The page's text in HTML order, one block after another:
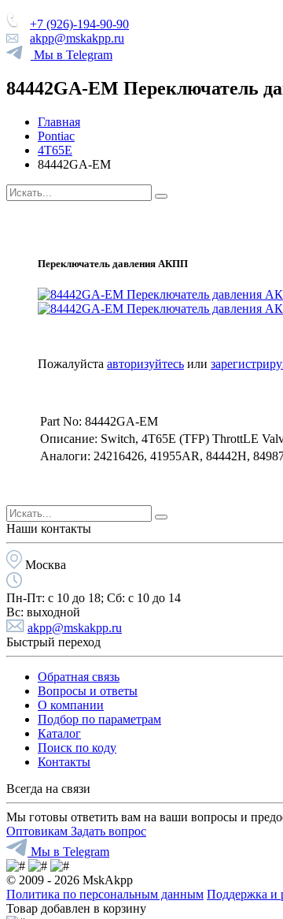
+7 (926)-194-90-90
akpp@mskakpp.ru
Мы в Telegram
84442GA-EM Переключатель
Главная
Pontiac
4T65E
84442GA-EM
Переключатель давления АКПП
Пожалуйста авторизуйтесь или
Part No: 84442GA-EM
Описание: Switch, 4T65E (TFP) ThrottLE
Аналоги: 24216426, 41955AR, 84442H,
Наши контакты
Москва
Пн-Пт: с 10 до 18; Cб: с 10 до 14
Вс: выходной
akpp@mskakpp.ru
Быстрый переход
Обратная связь
Вопросы и ответы
О компании
Подбор по параметрам
Каталог
Поиск по коду
Контакты
Всегда на связи
Мы готовы ответить вам на ваши вопросы и
Оптовикам Задать вопрос
Мы в Telegram
© 2009 - 2026 MskAkpp
Политика по персональным данным Поддержка и
Товар добавлен в корзину